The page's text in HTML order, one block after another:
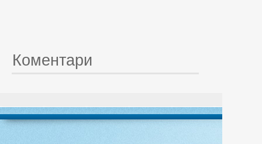
Коментари